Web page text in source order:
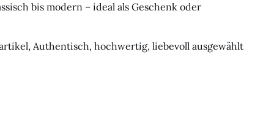
bis modern – ideal als Geschenk oder
Authentisch, hochwertig, liebevoll ausgewählt